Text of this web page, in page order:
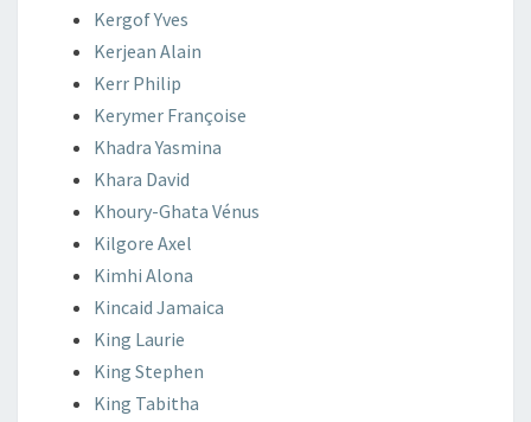
KergofYves
Kerjean Alain
Kerr Philip
Kerymer Françoise
KhadraYasmina
Khara David
Khoury-Ghata Vénus
Kilgore Axel
Kimhi Alona
Kincaid Jamaica
King Laurie
King Stephen
King Tabitha